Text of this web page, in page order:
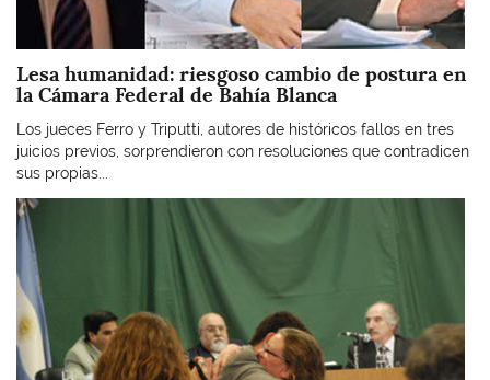
Lesa humanidad: riesgoso cambio de postura en
la Cámara Federal de Bahía Blanca
Los jueces Ferro y Triputti, autores de históricos fallos en tres
juicios previos, sorprendieron con resoluciones que contradicen
sus propias...
Imagen